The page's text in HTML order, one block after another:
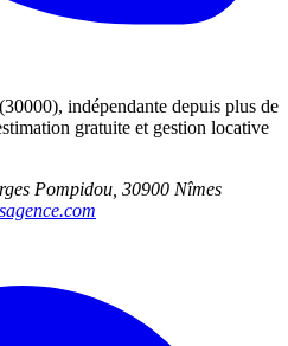
(30000), indépendante depuis plus de
gratuite et gestion locative
Pompidou, 30900 Nîmes